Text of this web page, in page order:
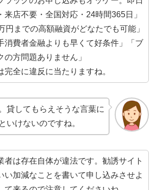
来店不要・全国対応・24時間365日」
円までの高額融資がどなたでも可能」
消費者金融よりも早くて好条件」「ブ
の方問題ありません」
完全に違反に当たりますね。
貸してもらえそうな言葉に
いけないのですね。
者は存在自体が違法です。勧誘サイト
い加減なことを書いて申し込みさせよ